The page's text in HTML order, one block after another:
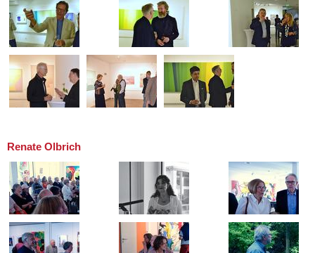
Renate Olbrich